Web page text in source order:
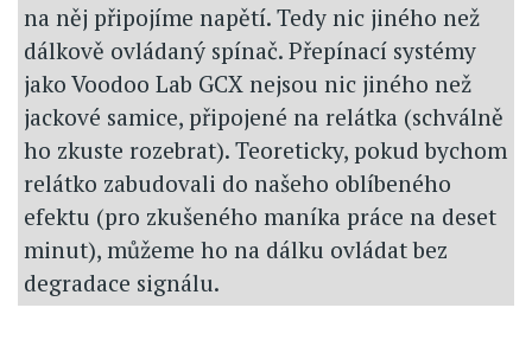
na něj připojíme napětí. Tedy nic jiného než
dálkově ovládaný spínač. Přepínací systémy
jako Voodoo Lab GCX nejsou nic jiného než
jackové samice, připojené na relátka (schválně
ho zkuste rozebrat). Teoreticky, pokud bychom
relátko zabudovali do našeho oblíbeného
efektu (pro zkušeného maníka práce na deset
minut), můžeme ho na dálku ovládat bez
degradace signálu.